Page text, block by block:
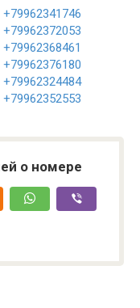
+79962341746
+79962372053
+79962368461
+79962376180
+79962324484
+79962352553
о номере